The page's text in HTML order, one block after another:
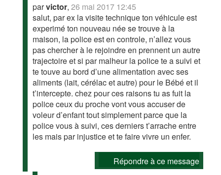
parvictor,26 mai 2017 12:45
salut, par ex la visite technique ton véhicule est
experimé ton nouveau née se trouve à la
maison, la police est en controle, n’allez vous
pas chercher à le rejoindre en prennent un autre
trajectoire et si par malheur la police te a suivi et
te touve au bord d’une alimentation avec ses
aliments (lait, cérélac et autre) pour le Bébé et il
t’intercepte. chez pour ces raisons tu as fuit la
police ceux du proche vont vous accuser de
voleur d’enfant tout simplement parce que la
police vous à suivi, ces derniers t’arrache entre
les mais par injustice et te faire vivre un enfer.
Répondre à ce message